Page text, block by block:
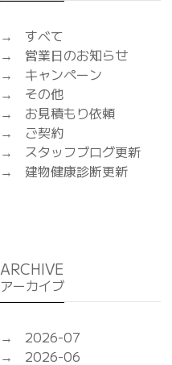
すべて
営業日のお知らせ
キャンペーン
その他
お見積もり依頼
ご契約
スタッフブログ更新
建物健康診断更新
ARCHIVE
アーカイブ
2026-07
2026-06